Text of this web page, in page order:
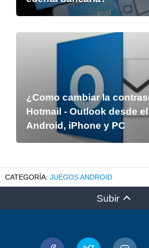
¿Como cambiar la
Hotmail - Outlook desde
Android, iPhone y PC
JUEGOS ANDROID
Subir